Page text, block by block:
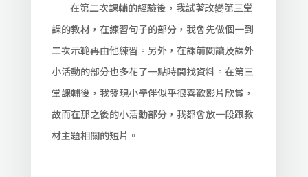
在第二次課輔的經驗後，我試著改變第三堂
課的教材，在練習句子的部分，我會先做個一到
二次示範再由他練習。另外，在課前閱讀及課外
小活動的部分也多花了一點時間找資料。在第三
堂課輔後，我發現小學伴似乎很喜歡影片欣賞，
故而在那之後的小活動部分，我都會放一段跟教
材主題相關的短片。